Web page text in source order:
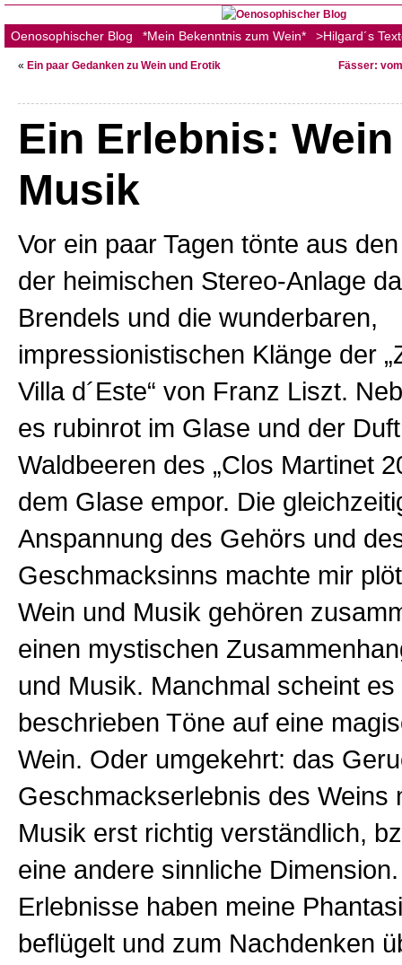
Oenosophischer Blog *Mein Bekenntnis zum Wein* >Hilgard´s
« Ein paar Gedanken zu Wein und Erotik Fässer:
Ein Erlebnis:
Musik
Vor ein paar Tagen tönte aus
der heimischen Stereo-Anlage
Brendels und die wunderbaren,
impressionistischen Klänge der
Villa d´Este“ von Franz Liszt.
es rubinrot im Glase und der
Waldbeeren des „Clos Martinet
dem Glase empor. Die
Anspannung des Gehörs und
Geschmacksinns machte mir
Wein und Musik gehören
einen mystischen
und Musik. Manchmal scheint es
beschrieben Töne auf eine
Wein. Oder umgekehrt: das
Geschmackserlebnis des Weins
Musik erst richtig verständlich,
eine andere sinnliche
Erlebnisse haben meine
beflügelt und zum Nachdenken